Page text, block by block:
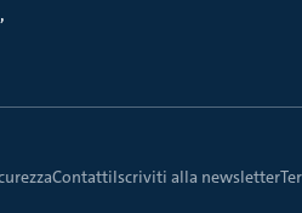
ContattiIscriviti alla newsletter